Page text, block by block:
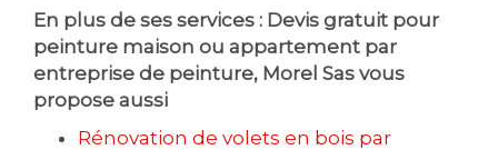
En plus de ses services : Devis gratuit pour
peinture maison ou appartement par
entreprise de peinture, Morel Sas vous
propose aussi
Rénovation de volets en bois par